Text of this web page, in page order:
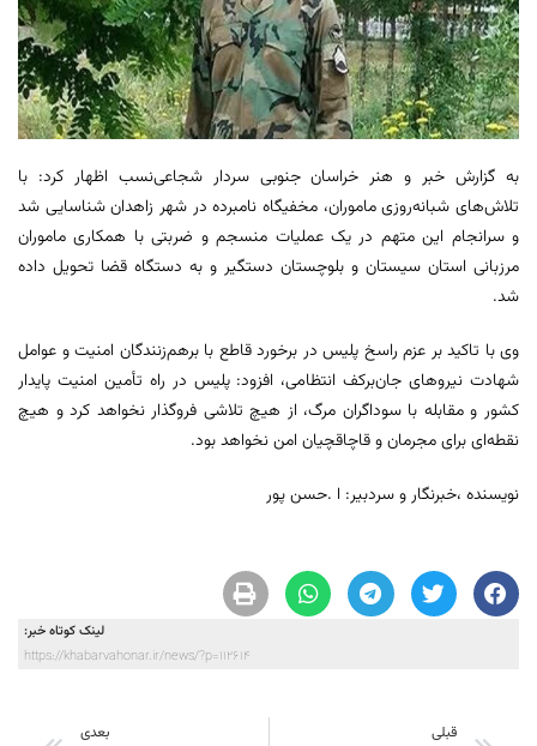
به گزارش خبر و هنر خراسان جنوبی سردار شجاعی‌نسب اظهار کرد: با
تلاش‌های شبانه‌روزی ماموران، مخفیگاه نامبرده در شهر زاهدان شناسایی شد
و سرانجام این متهم در یک عملیات منسجم و ضربتی با همکاری ماموران
مرزبانی استان سیستان و بلوچستان دستگیر و به دستگاه قضا تحویل داده
شد.
وی با تاکید بر عزم راسخ پلیس در برخورد قاطع با برهم‌زنندگان امنیت و عوامل
شهادت نیروهای جان‌برکف انتظامی، افزود: پلیس در راه تأمین امنیت پایدار
کشور و مقابله با سوداگران مرگ، از هیچ تلاشی فروگذار نخواهد کرد و هیچ
نقطه‌ای برای مجرمان و قاچاقچیان امن نخواهد بود.
نویسنده ،خبرنگار و سردبیر: ا .حسن پور
لینک کوتاه خبر:
https://khabarvahonar.ir/news/?p=112614
قبلی بعدی